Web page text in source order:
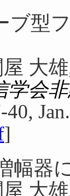
ブ型
大
学会
]
幅器
大